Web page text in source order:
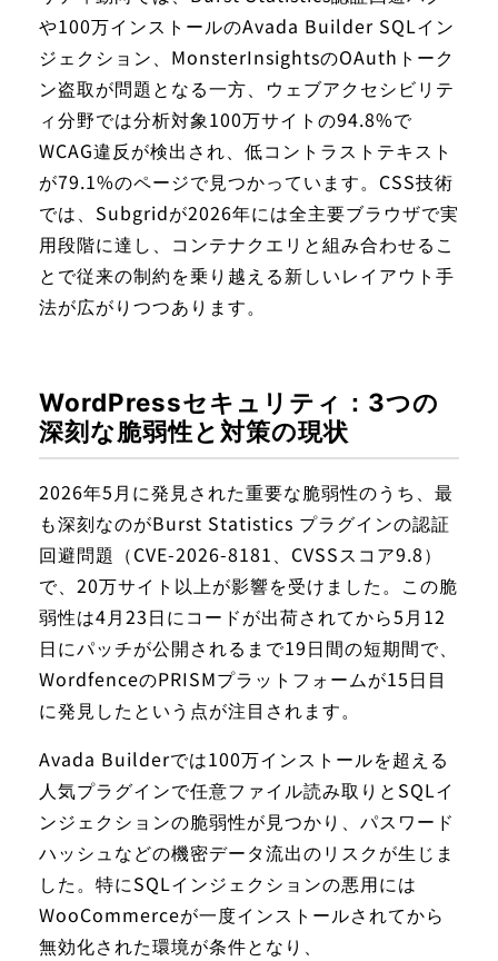
や100万インストールのAvada Builder SQLイン
ジェクション、MonsterInsightsのOAuthトーク
ン盗取が問題となる一方、ウェブアクセシビリテ
ィ分野では分析対象100万サイトの94.8%で
WCAG違反が検出され、低コントラストテキスト
が79.1%のページで見つかっています。CSS技術
では、Subgridが2026年には全主要ブラウザで実
用段階に達し、コンテナクエリと組み合わせるこ
とで従来の制約を乗り越える新しいレイアウト手
法が広がりつつあります。
WordPressセキュリティ：3つの
深刻な脆弱性と対策の現状
2026年5月に発見された重要な脆弱性のうち、最
も深刻なのがBurst Statistics プラグインの認証
回避問題（CVE-2026-8181、CVSSスコア9.8）
で、20万サイト以上が影響を受けました。この脆
弱性は4月23日にコードが出荷されてから5月12
日にパッチが公開されるまで19日間の短期間で、
WordfenceのPRISMプラットフォームが15日目
に発見したという点が注目されます。
Avada Builderでは100万インストールを超える
人気プラグインで任意ファイル読み取りとSQLイ
ンジェクションの脆弱性が見つかり、パスワード
ハッシュなどの機密データ流出のリスクが生じま
した。特にSQLインジェクションの悪用には
WooCommerceが一度インストールされてから
無効化された環境が条件となり、